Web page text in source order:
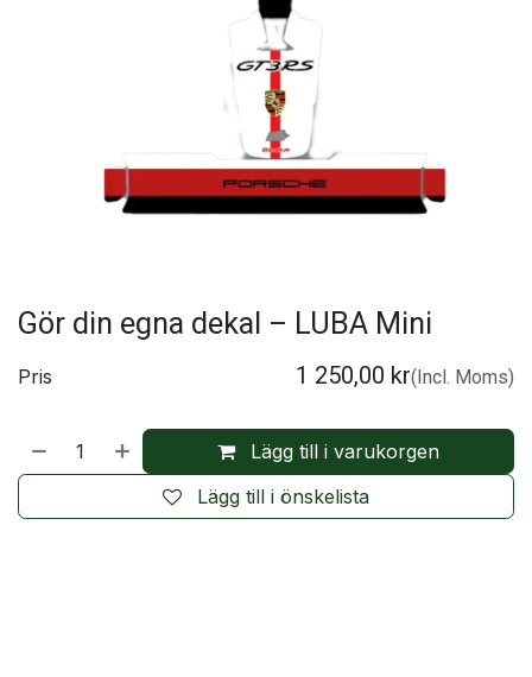
Gör din egna dekal – LUBA Mini
Lägg till i varukorgen
Lägg till i önskelista
Pris 1 250,00 kr(Incl. Moms)